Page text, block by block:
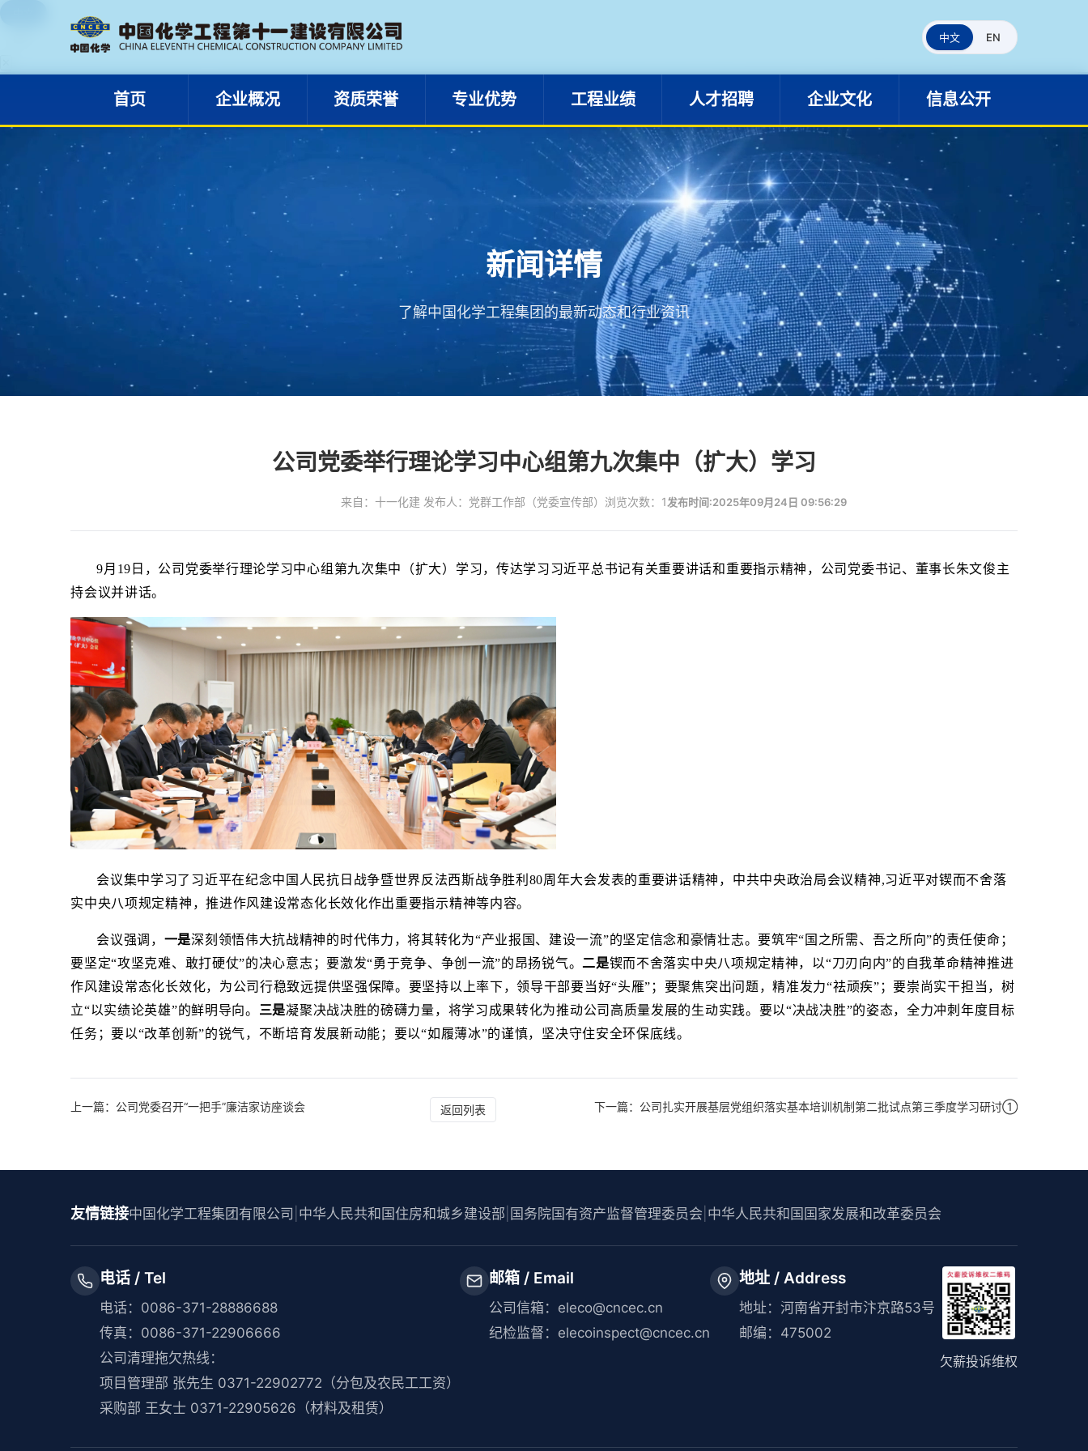
中文 EN
首页 企业概况 资质荣誉 专业优势 工程业绩 人才招聘 企业文化 信息公开
首页 企业概况 资质荣誉 企业文化 信息公开
新闻详情
了解中国化学工程集团的最新动态和行业资讯
公司党委举行理论学习中心组第九次集中（扩大）学习
来自：十一化建 发布人：党群工作部（党委宣传部） 浏览次数：1发布时间:2025年09月24日 09:56:29
9月19日，公司党委举行理论学习中心组第九次集中（扩大）学习，传达学习习近平总书记有关重要讲话和重要指示精神，公司党委书记、董事长朱文俊主
持会议并讲话。
会议集中学习了习近平在纪念中国人民抗日战争暨世界反法西斯战争胜利80周年大会发表的重要讲话精神，中共中央政治局会议精神,习近平对锲而不舍落
实中央八项规定精神，推进作风建设常态化长效化作出重要指示精神等内容。
会议强调， 一是深刻领悟伟大抗战精神的时代伟力，将其转化为“产业报国、建设一流”的坚定信念和豪情壮志。要筑牢“国之所需、吾之所向”的责任使命；
要坚定“攻坚克难、敢打硬仗”的决心意志；要激发“勇于竞争、争创一流”的昂扬锐气。 二是锲而不舍落实中央八项规定精神，以“刀刃向内”的自我革命精神推进
作风建设常态化长效化，为公司行稳致远提供坚强保障。要坚持以上率下，领导干部要当好“头雁”；要聚焦突出问题，精准发力“祛顽疾”；要崇尚实干担当，树
立“以实绩论英雄”的鲜明导向。 三是凝聚决战决胜的磅礴力量，将学习成果转化为推动公司高质量发展的生动实践。要以“决战决胜”的姿态，全力冲刺年度目标
任务；要以“改革创新”的锐气，不断培育发展新动能；要以“如履薄冰”的谨慎，坚决守住安全环保底线。
上一篇：公司党委召开“一把手”廉洁家访座谈会 返回列表 下一篇：公司扎实开展基层党组织落实基本培训机制第二批试点第三季度学习研讨①
友情链接中国化学工程集团有限公司 中华人民共和国住房和城乡建设部 国务院国有资产监督管理委员会 中华人民共和国国家发展和改革委员会
电话 / Tel
电话：0086-371-28886688
传真：0086-371-22906666
公司清理拖欠热线：
项目管理部 张先生 0371-22902772（分包及农民工工资）
采购部 王女士 0371-22905626（材料及租赁）
邮箱 / Email
公司信箱：eleco@cncec.cn
纪检监督：elecoinspect@cncec.cn
地址 / Address
地址：河南省开封市汴京路53号
邮编：475002
欠薪投诉维权